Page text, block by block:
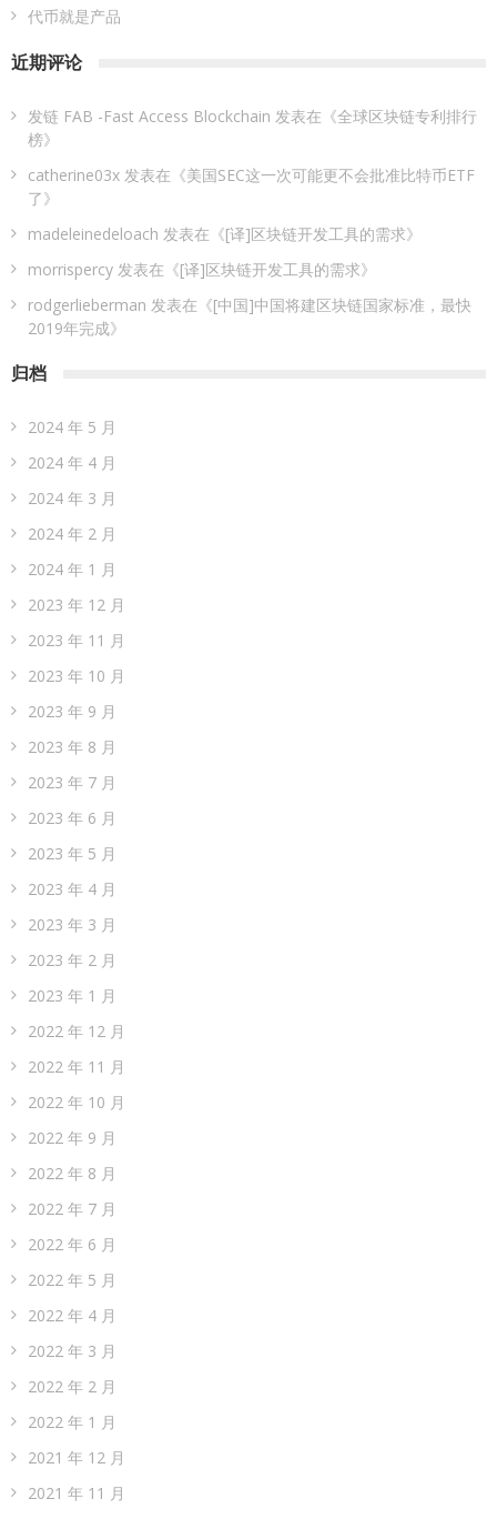
代币就是产品
近期评论
发链 FAB -Fast Access Blockchain 发表在《全球区块链专利排行
榜》
catherine03x 发表在《美国SEC这一次可能更不会批准比特币ETF
了》
madeleinedeloach 发表在《[译]区块链开发工具的需求》
morrispercy 发表在《[译]区块链开发工具的需求》
rodgerlieberman 发表在《[中国]中国将建区块链国家标准，最快
2019年完成》
归档
2024 年 5 月
2024 年 4 月
2024 年 3 月
2024 年 2 月
2024 年 1 月
2023 年 12 月
2023 年 11 月
2023 年 10 月
2023 年 9 月
2023 年 8 月
2023 年 7 月
2023 年 6 月
2023 年 5 月
2023 年 4 月
2023 年 3 月
2023 年 2 月
2023 年 1 月
2022 年 12 月
2022 年 11 月
2022 年 10 月
2022 年 9 月
2022 年 8 月
2022 年 7 月
2022 年 6 月
2022 年 5 月
2022 年 4 月
2022 年 3 月
2022 年 2 月
2022 年 1 月
2021 年 12 月
2021 年 11 月